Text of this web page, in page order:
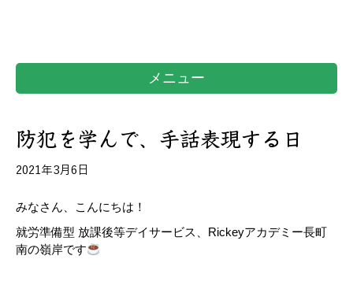
メニュー
防犯を学んで、手話表現する日
2021年3月6日
みなさん、こんにちは！
就労準備型 放課後等デイサービス、Rickeyアカデミー長町
南の嶺岸です